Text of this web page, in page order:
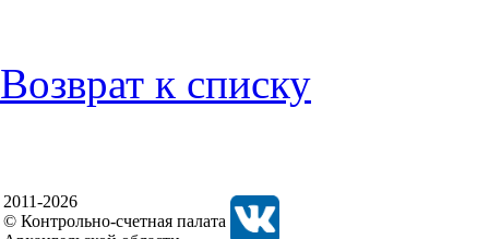
Возврат к списку
2011-2026
© Контрольно-счетная палата